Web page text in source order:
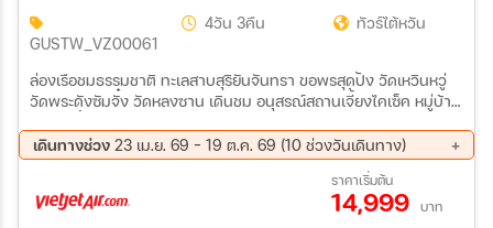
GUSTW_VZ00061
4วัน 3คืน ทัวร์ไต้หวัน
ล่องเรือชมธรรมชาติ ทะเลสาบสุริยันจันทรา ขอพรสุดปัง วัดเหวินหวู่
วัดพระดังซัมจั๋ง วัดหลงซาน เดินชม อนุสรณ์สถานเจี้ยงไคเซ็ค หมู่บ้าน
ครีมเวทมนตร์ มิยาฮาร่า ตลาดมิชลิน เหราเหอ ช้อปปิ้งสุดมันส์ ไถจง
ไนท์มาร์เก็ต ซีเหมินติง ดิวตี้ฟรี
เดินทางช่วง 23 เม.ย. 69 - 19 ต.ค. 69 (10 ช่วงวันเดินทาง)
27 ส.ค. 69 - 30 ส.ค. 69
03 ก.ย. 69 - 06 ก.ย. 69
10 ก.ย. 69 - 13 ก.ย. 69
24 ก.ย. 69 - 27 ก.ย. 69
ราคาเริ่มต้น
14,999 บาท